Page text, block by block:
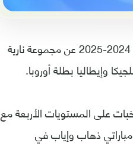
أسفرت قرعة النسخة الرابعة من دوري الأمم الأوروبية لكرة القدم لموسم 2024-2025 عن مجموعة نارية
وإيطاليا بطلة أوروبا.
على المستويات الأربعة مع
ذهاب وإياب في